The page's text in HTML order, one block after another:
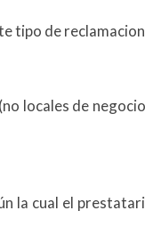
tipo de
locales de
la cual el